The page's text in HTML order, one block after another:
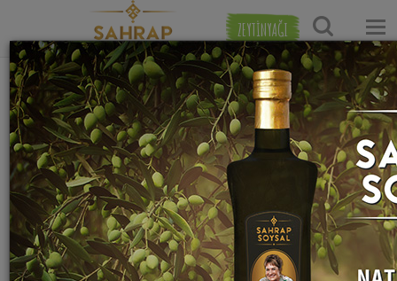
ZEYTİNYAĞI
Ana Sayfa Tatlı Tarifleri Kurabiye Tarifleri